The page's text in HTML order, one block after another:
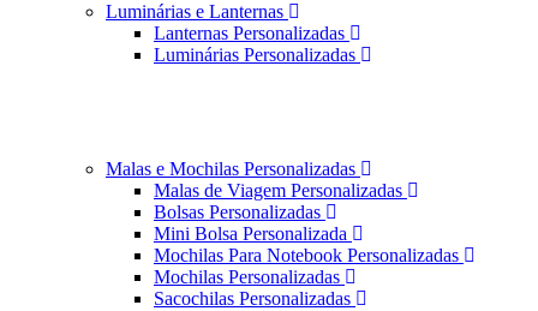
Luminárias e Lanternas
Lanternas Personalizadas
Luminárias Personalizadas
Malas e Mochilas Personalizadas
Malas de Viagem Personalizadas
Bolsas Personalizadas
Mini Bolsa Personalizada
Mochilas Para Notebook Personalizadas
Mochilas Personalizadas
Sacochilas Personalizadas